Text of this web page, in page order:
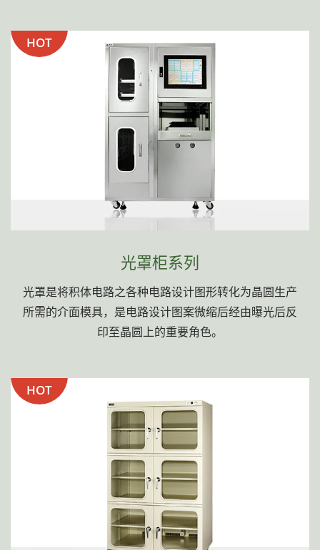
HOT
光罩柜系列
光罩是将积体电路之各种电路设计图形转化为晶圆生产
所需的介面模具，是电路设计图案微缩后经由曝光后反
印至晶圆上的重要角色。
HOT